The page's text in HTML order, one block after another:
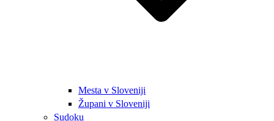
Mesta v Sloveniji
Župani v Sloveniji
Sudoku